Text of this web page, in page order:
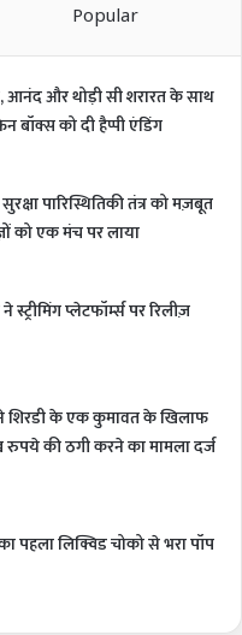
Popular
आनंद और थोड़ी सी शरारत के साथ
बॉक्स को दी हैप्पी एंडिंग
पारिस्थितिकी तंत्र को मज़बूत
को एक मंच पर लाया
प्लेटफॉर्म्स पर रिलीज़
शिरडी के एक कुमावत के खिलाफ
की ठगी करने का मामला दर्ज
पहला लिक्विड चोको से भरा पॉप